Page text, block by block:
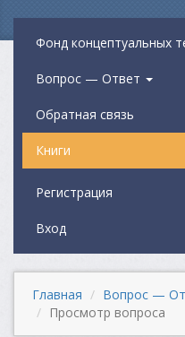
Фонд концептуальных
Вопрос — Ответ
Обратная связь
Книги
Регистрация
Вход
Главная Вопрос —
Просмотр вопроса